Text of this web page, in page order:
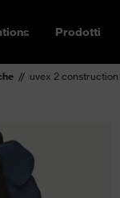
Prodotti
uvex 2 construction